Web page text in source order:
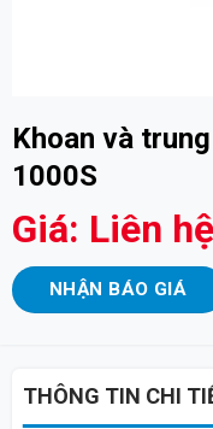
Khoan và
1000S
Giá: Liên hệ
NHẬN BÁO GIÁ
THÔNG TIN CHI